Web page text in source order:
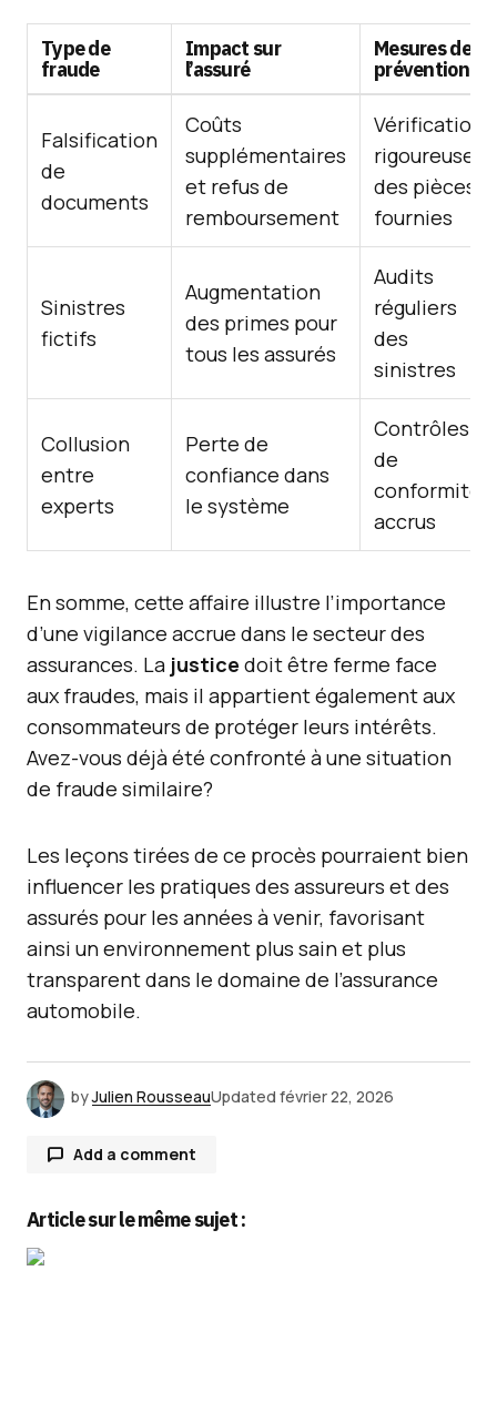
Type de
fraude
Impact sur
l’assuré
Mesures de
prévention
Falsification
de
documents
Coûts
supplémentaires
et refus de
remboursement
Vérifications
rigoureuses
des pièces
fournies
Sinistres
fictifs
Augmentation
des primes pour
tous les assurés
Audits
réguliers
des
sinistres
Collusion
entre
experts
Perte de
confiance dans
le système
Contrôles
de
conformité
accrus
En somme, cette affaire illustre l’importance
d’une vigilance accrue dans le secteur des
assurances. La justice doit être ferme face
aux fraudes, mais il appartient également aux
consommateurs de protéger leurs intérêts.
Avez-vous déjà été confronté à une situation
de fraude similaire?
Les leçons tirées de ce procès pourraient bien
influencer les pratiques des assureurs et des
assurés pour les années à venir, favorisant
ainsi un environnement plus sain et plus
transparent dans le domaine de l’assurance
automobile.
byJulien RousseauUpdated février 22, 2026
Add a comment
Article sur le même sujet :